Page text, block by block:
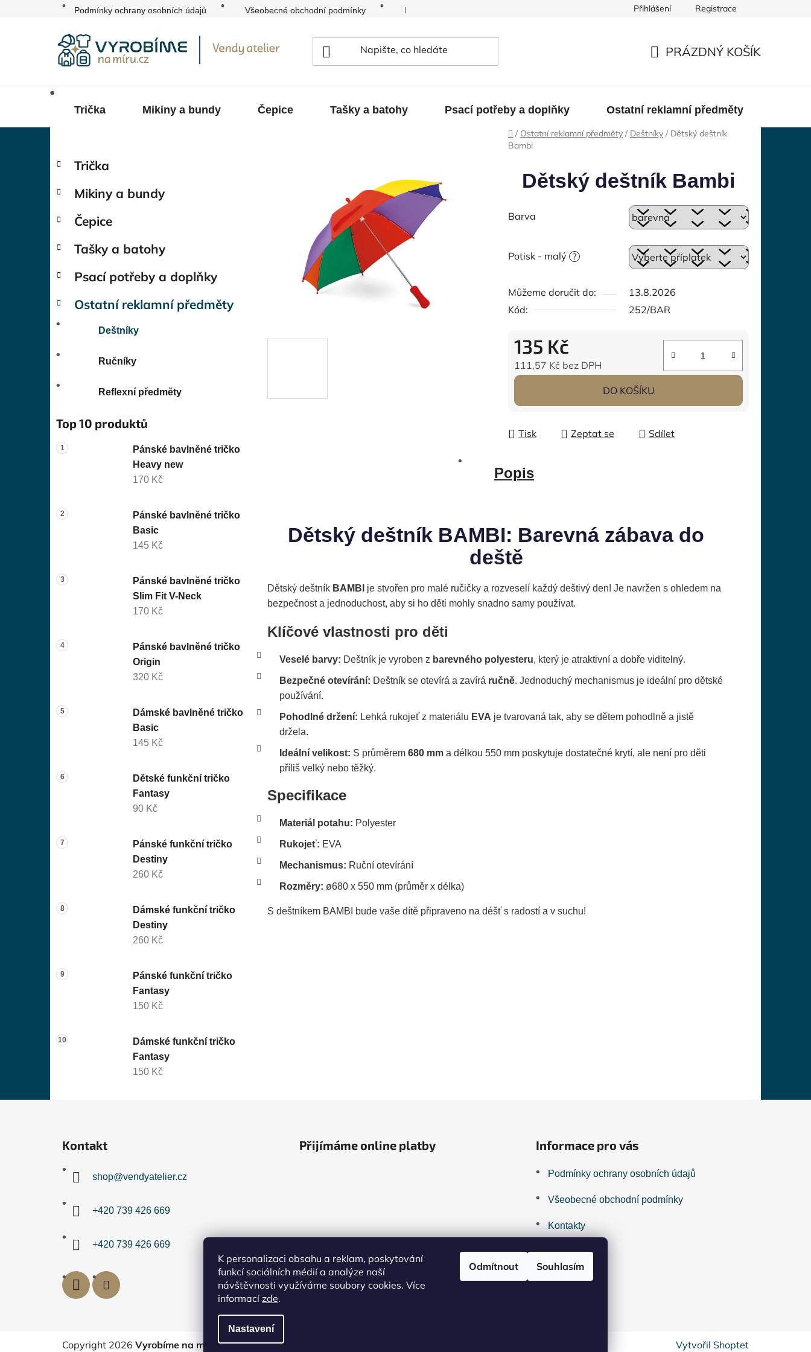
K personalizaci obsahu a reklam, poskytování
funkcí sociálních médií a analýze naší
návštěvnosti využíváme soubory cookies. Více
informacízde.
Nastavení
Odmítnout Souhlasím
Podmínky ochrany osobních údajů Všeobecné obchodní podmínky Kontakty Přihlášení Registrace
PRÁZDNÝ KOŠÍK
Trička Mikiny a bundy Čepice Tašky a batohy Psací potřeby a doplňky Ostatní reklamní předměty
Domů
/ Ostatní reklamní předměty / Deštníky / Dětský deštník
Bambi
P
n
n
p
Přeskočit
kategorie
K
a
e
o
i
Trička
Mikiny a bundy
Čepice
Tašky a batohy
Psací potřeby a doplňky
Ostatní reklamní předměty
Deštníky
Ručníky
Reflexní předměty
Top 10 produktů
Pánské bavlněné tričko
Heavy new
170 Kč
Pánské bavlněné tričko
Basic
145 Kč
Pánské bavlněné tričko
Slim Fit V-Neck
170 Kč
Pánské bavlněné tričko
Origin
320 Kč
Dámské bavlněné tričko
Basic
145 Kč
Dětské funkční tričko
Fantasy
90 Kč
Pánské funkční tričko
Destiny
260 Kč
Dámské funkční tričko
Destiny
260 Kč
Pánské funkční tričko
Fantasy
150 Kč
Dámské funkční tričko
Fantasy
150 Kč
Dětský deštník Bambi
Barva
Potisk - malý ?
Můžeme doručit do:
13.8.2026
Kód:
252/BAR
135 Kč
111,57 Kč bez DPH
Měrná cena:
DO KOŠÍKU
Tisk Zeptat se Sdílet
Popis
Dětský deštník BAMBI: Barevná zábava do
deště
Dětský deštník BAMBI je stvořen pro malé ručičky a rozveselí každý deštivý den! Je navržen s ohledem na
bezpečnost a jednoduchost, aby si ho děti mohly snadno samy používat.
Klíčové vlastnosti pro děti
Veselé barvy: Deštník je vyroben z barevného polyesteru, který je atraktivní a dobře viditelný.
Bezpečné otevírání: Deštník se otevírá a zavírá ručně. Jednoduchý mechanismus je ideální pro dětské
používání.
Pohodlné držení: Lehká rukojeť z materiálu EVA je tvarovaná tak, aby se dětem pohodlně a jistě
držela.
Ideální velikost: S průměrem 680 mm a délkou 550 mm poskytuje dostatečné krytí, ale není pro děti
příliš velký nebo těžký.
Specifikace
Materiál potahu: Polyester
Rukojeť: EVA
Mechanismus: Ruční otevírání
Rozměry: ø680 x 550 mm (průměr x délka)
S deštníkem BAMBI bude vaše dítě připraveno na déšť s radostí a v suchu!
Kontakt
shop@vendyatelier.cz
+420 739 426 669
+420 739 426 669
Přijímáme online platby Informace pro vás
Podmínky ochrany osobních údajů
Všeobecné obchodní podmínky
Kontakty
Reklamace
Vytvořil Shoptet
Copyright 2026 Vyrobíme na míru . Všechna práva vyhrazena.